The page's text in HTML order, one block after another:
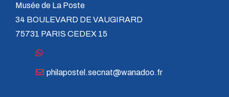
Musée de La Poste
34 BOULEVARD DE VAUGIRARD
75731 PARIS CEDEX 15
philapostel.secnat@wanadoo.fr